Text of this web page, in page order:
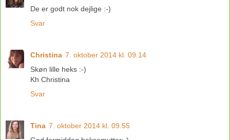
De er godt nok dejlige :-)
Svar
Christina 7. oktober 2014 kl. 09.14
Skøn lille heks :-)
Kh Christina
Svar
Tina 7. oktober 2014 kl. 09.55